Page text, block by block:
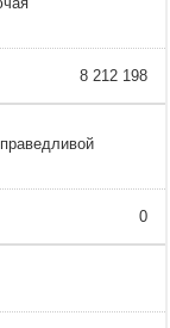
8 212 198
0